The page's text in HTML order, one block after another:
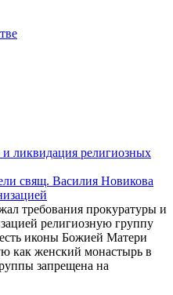
и ликвидация религиозных
свящ. Василия Новикова
требования прокуратуры и
религиозную группу
иконы Божией Матери
как женский монастырь в
запрещена на